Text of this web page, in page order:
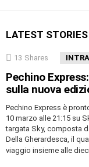
LATEST STORIES
13 Shares
Pechino
sulla nuova
Pechino Express è
10 marzo alle 21:15 su
targata Sky, composta
Della Gherardesca, il
viaggio insieme alle